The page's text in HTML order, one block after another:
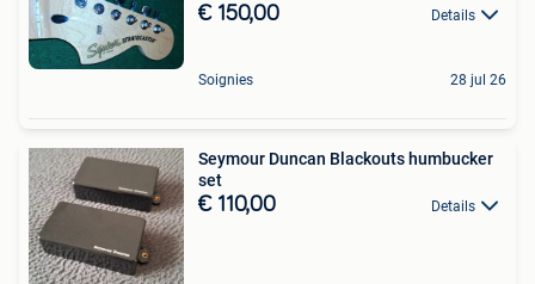
€ 150,00 Details
Soignies 28 jul 26
Seymour Duncan Blackouts humbucker
set
€ 110,00 Details